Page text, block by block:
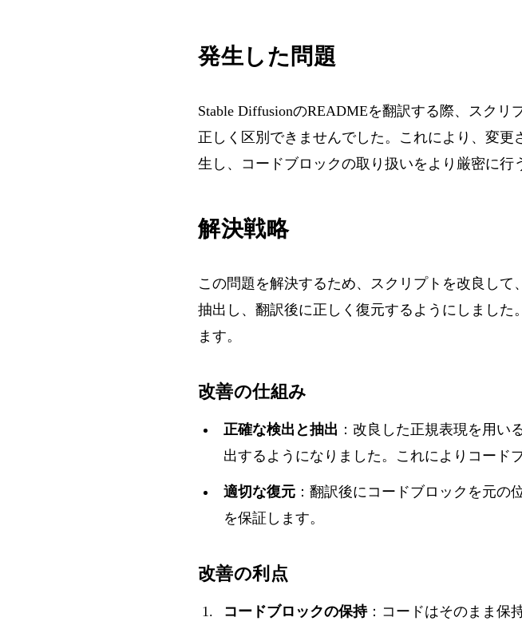
発生した問題
Stable DiffusionのREADMEを翻訳する際、スク
正しく区別できませんでした。これにより、変
生し、コードブロックの取り扱いをより厳密に行
解決戦略
この問題を解決するため、スクリプトを改良し
抽出し、翻訳後に正しく復元するようにしまし
ます。
改善の仕組み
正確な検出と抽出 ：改良した正規表現を用い
出するようになりました。これによりコード
適切な復元 ：翻訳後にコードブロックを元
を保証します。
改善の利点
コードブロックの保持：コードはそのまま保